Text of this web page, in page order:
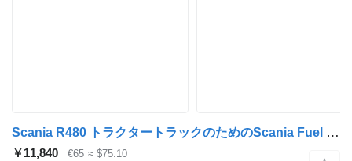
Scania R480 トラクタートラックのためのScania Fuel mainfold 1493535 燃料レール
￥11,840 €65 ≈ $75.10